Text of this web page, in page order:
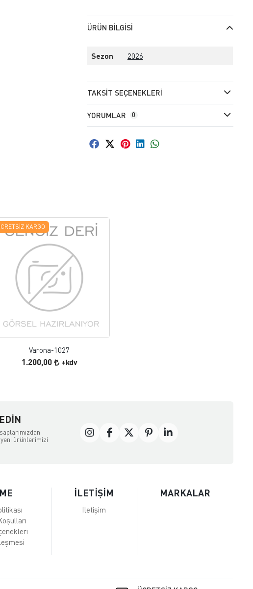
ÜRÜN BILGISI
Sezon 2026
TAKSIT SEÇENEKLERI
YORUMLAR 0
FAVORILERE EKLE
ÜRÜN İNCELE
KARGO
Varona-1027
1.200,00 +kdv
ürünlerimizi
İLETİŞİM
İletişim
MARKALAR